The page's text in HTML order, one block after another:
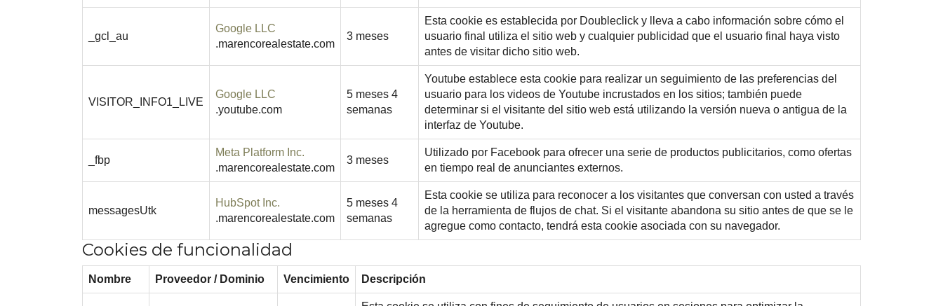
_gcl_au
Google LLC
.marencorealestate.com
3 meses
Esta cookie es establecida por Doubleclick y lleva a cabo información sobre cómo el
usuario final utiliza el sitio web y cualquier publicidad que el usuario final haya visto
antes de visitar dicho sitio web.
VISITOR_INFO1_LIVE
Google LLC
.youtube.com
5 meses 4
semanas
Youtube establece esta cookie para realizar un seguimiento de las preferencias del
usuario para los videos de Youtube incrustados en los sitios; también puede
determinar si el visitante del sitio web está utilizando la versión nueva o antigua de la
interfaz de Youtube.
_fbp
Meta Platform Inc.
.marencorealestate.com
3 meses
Utilizado por Facebook para ofrecer una serie de productos publicitarios, como ofertas
en tiempo real de anunciantes externos.
messagesUtk
HubSpot Inc.
.marencorealestate.com
5 meses 4
semanas
Esta cookie se utiliza para reconocer a los visitantes que conversan con usted a través
de la herramienta de flujos de chat. Si el visitante abandona su sitio antes de que se le
agregue como contacto, tendrá esta cookie asociada con su navegador.
Cookies de funcionalidad
Nombre Proveedor / Dominio Vencimiento Descripción